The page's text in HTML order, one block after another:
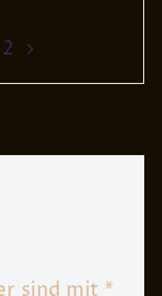
sind mit *